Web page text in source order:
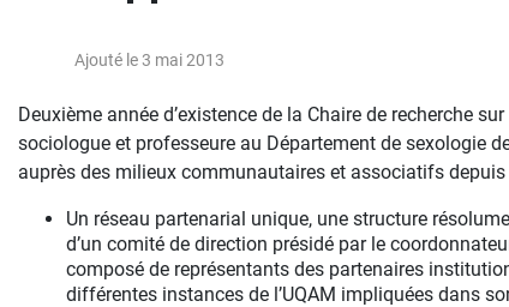
Ajouté le 3 mai 2013
Deuxième année d’existence de la Chaire de recherche
sociologue et professeure au Département de sexologie
auprès des milieux communautaires et associatifs
Un réseau partenarial unique, une structure
d’un comité de direction présidé par le
composé de représentants des partenaires
différentes instances de l’UQAM impliquées dans